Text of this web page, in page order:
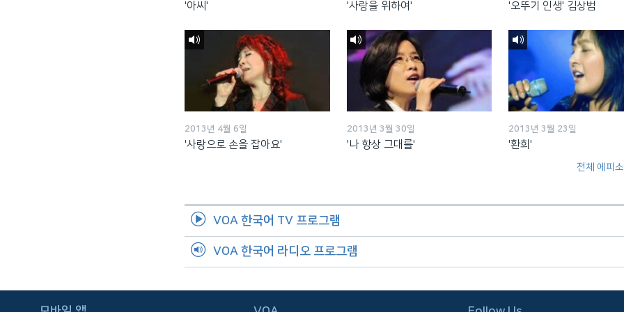
FOLLOW US
'아씨' '사랑을 위하여' '오뚜기 인생' 김상범
2013년 4월 6일
'사랑으로 손을 잡아요'
2013년 3월 30일
'나 항상 그대를'
2013년 3월 23일
'환희'
전체 에피
VOA 한국어 TV 프로그램
VOA 한국어 라디오 프로그램